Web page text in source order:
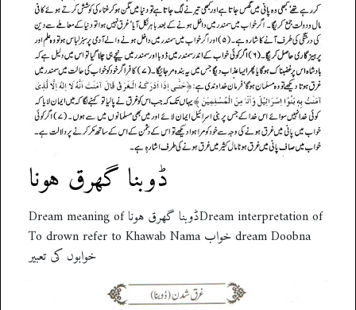
ڈوبنا گھرق ہونا
Dream meaning of ڈوبنا گھرق ہوناDream interpretation of
To drown refer to Khawab Nama خواب dream Doobna
خوابوں کی تعبیر